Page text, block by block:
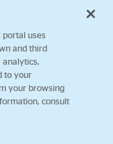
portal uses
and third
analytics,
to your
your browsing
consult